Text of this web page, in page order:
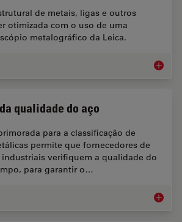
de metais, ligas e outros
otimizada com o uso de uma
metalográfico da Leica.
qualidade do aço
para a classificação de
permite que fornecedores de
industriais verifiquem a qualidade do
para garantir o…